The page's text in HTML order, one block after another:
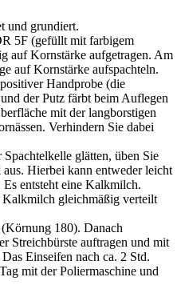
und grundiert.
5F (gefüllt mit farbigem
auf Kornstärke aufgetragen. Am
auf Kornstärke aufspachteln.
Handprobe (die
der Putz färbt beim Auflegen
mit der langborstigen
Verhindern Sie dabei
glätten, üben Sie
Hierbei kann entweder leicht
entsteht eine Kalkmilch.
Kalkmilch gleichmäßig verteilt
180). Danach
Streichbürste auftragen und mit
Einseifen nach ca. 2 Std.
mit der Poliermaschine und